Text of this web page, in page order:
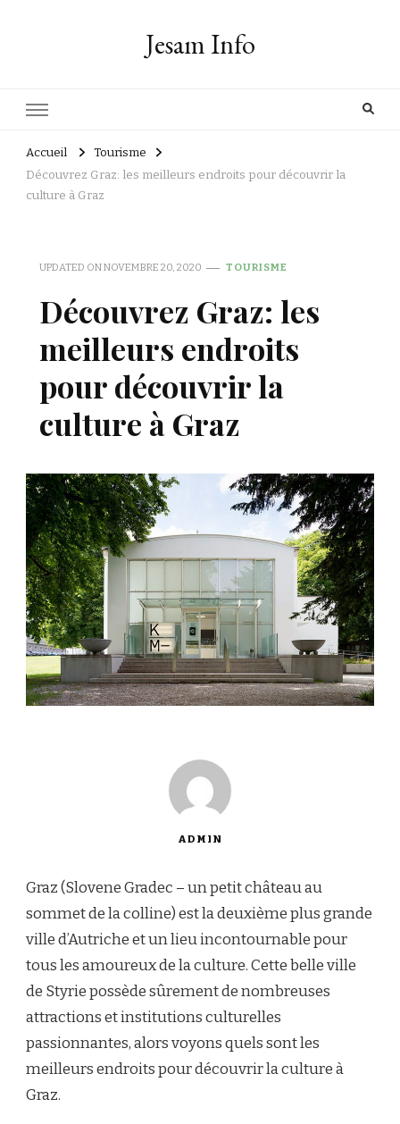
Jesam Info
Accueil
Tourisme
Découvrez Graz: les meilleurs endroits pour découvrir la
culture à Graz
UPDATED ONNOVEMBRE 20, 2020 TOURISME
Découvrez Graz: les
meilleurs endroits
pour découvrir la
culture à Graz
ADMIN
Graz (Slovene Gradec – un petit château au
sommet de la colline) est la deuxième plus grande
ville d’Autriche et un lieu incontournable pour
tous les amoureux de la culture. Cette belle ville
de Styrie possède sûrement de nombreuses
attractions et institutions culturelles
passionnantes, alors voyons quels sont les
meilleurs endroits pour découvrir la culture à
Graz.